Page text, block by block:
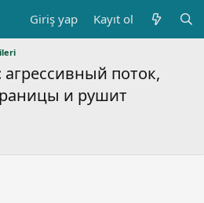
Giriş yap Kayıt ol
поток,
и рушит